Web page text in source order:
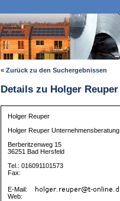
« Zurück zu den Suchergebnissen
Details zu Holger Reuper
Holger Reuper
Holger Reuper Unternehmensberatung
Berberitzenweg 15
36251 Bad Hersfeld
Tel.: 016091101573
Fax:
E-Mail:
Web: